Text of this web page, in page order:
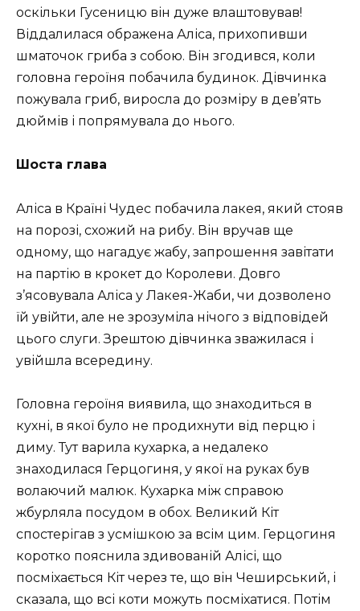
оскільки Гусеницю він дуже влаштовував!
Віддалилася ображена Аліса, прихопивши
шматочок гриба з собою. Він згодився, коли
головна героїня побачила будинок. Дівчинка
пожувала гриб, виросла до розміру в дев’ять
дюймів і попрямувала до нього.
Шоста глава
Аліса в Країні Чудес побачила лакея, який стояв
на порозі, схожий на рибу. Він вручав ще
одному, що нагадує жабу, запрошення завітати
на партію в крокет до Королеви. Довго
з’ясовувала Аліса у Лакея-Жаби, чи дозволено
їй увійти, але не зрозуміла нічого з відповідей
цього слуги. Зрештою дівчинка зважилася і
увійшла всередину.
Головна героїня виявила, що знаходиться в
кухні, в якої було не продихнути від перцю і
диму. Тут варила кухарка, а недалеко
знаходилася Герцогиня, у якої на руках був
волаючий малюк. Кухарка між справою
жбурляла посудом в обох. Великий Кіт
спостерігав з усмішкою за всім цим. Герцогиня
коротко пояснила здивованій Алісі, що
посміхається Кіт через те, що він Чеширський, і
сказала, що всі коти можуть посміхатися. Потім